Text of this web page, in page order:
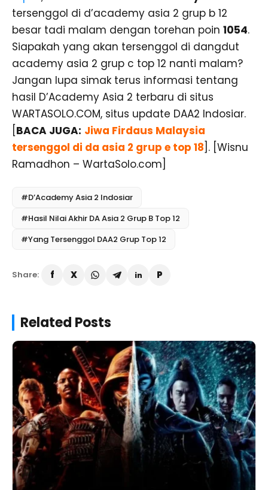
tersenggol di d’academy asia 2 grup b 12
besar tadi malam dengan torehan poin 1054.
Siapakah yang akan tersenggol di dangdut
academy asia 2 grup c top 12 nanti malam?
Jangan lupa simak terus informasi tentang
hasil D’Academy Asia 2 terbaru di situs
WARTASOLO.COM, situs update DAA2 Indosiar.
BACA JUGA: Jiwa Firdaus Malaysia
tersenggol di da asia 2 grup e top 18 ]. [Wisnu
Ramadhon – WartaSolo.com]
#D’Academy Asia 2 Indosiar
#Hasil Nilai Akhir DA Asia 2 Grup B Top 12
#Yang Tersenggol DAA2 Grup Top 12
Share:
Related Posts